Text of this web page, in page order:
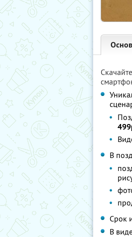
В
Срок
В